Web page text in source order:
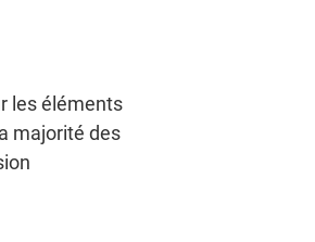
les éléments
majorité des